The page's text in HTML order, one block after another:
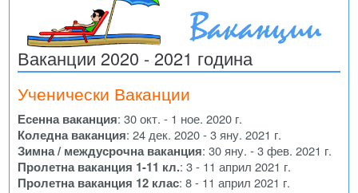
Ваканции 2020 - 2021 година
Ученически Ваканции
Есенна ваканция: 30 окт. - 1 ное. 2020 г.
Коледна ваканция: 24 дек. 2020 - 3 яну. 2021 г.
Зимна / междусрочна ваканция: 30 яну. - 3 фев. 2021 г.
Пролетна ваканция 1-11 кл.: 3 - 11 април 2021 г.
Пролетна ваканция 12 клас: 8 - 11 април 2021 г.